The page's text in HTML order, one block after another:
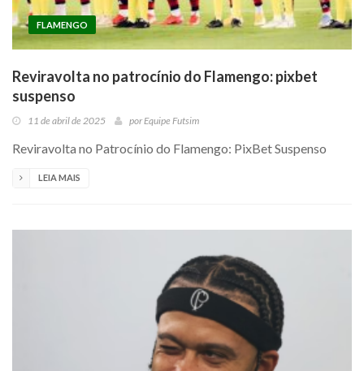
FLAMENGO
Reviravolta no patrocínio do Flamengo: pixbet
suspenso
11 de abril de 2025 por Equipe Futsim
Reviravolta no Patrocínio do Flamengo: PixBet Suspenso
LEIA MAIS